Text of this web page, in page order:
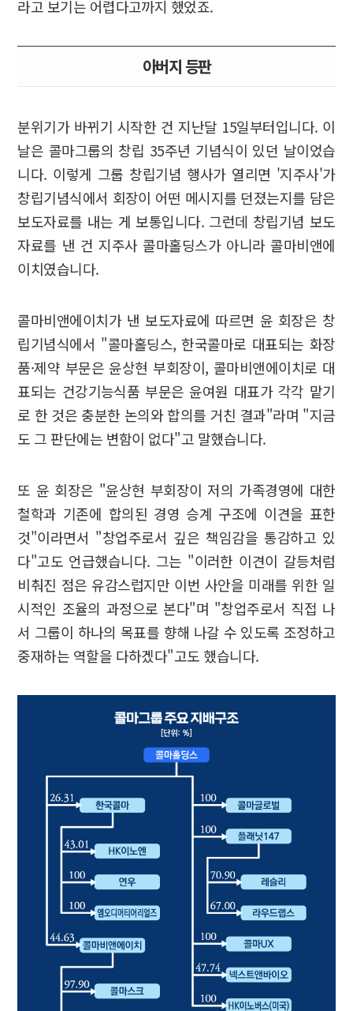
라고 보기는 어렵다고까지 했었죠.
아버지 등판
분위기가 바뀌기 시작한 건 지난달 15일부터입니다. 이
날은 콜마그룹의 창립 35주년 기념식이 있던 날이었습
니다. 이렇게 그룹 창립기념 행사가 열리면 '지주사'가
창립기념식에서 회장이 어떤 메시지를 던졌는지를 담은
보도자료를 내는 게 보통입니다. 그런데 창립기념 보도
자료를 낸 건 지주사 콜마홀딩스가 아니라 콜마비앤에
이치였습니다.
콜마비앤에이치가 낸 보도자료에 따르면 윤 회장은 창
립기념식에서 "콜마홀딩스, 한국콜마로 대표되는 화장
품·제약 부문은 윤상현 부회장이, 콜마비앤에이치로 대
표되는 건강기능식품 부문은 윤여원 대표가 각각 맡기
로 한 것은 충분한 논의와 합의를 거친 결과"라며 "지금
도 그 판단에는 변함이 없다"고 말했습니다.
또 윤 회장은 "윤상현 부회장이 저의 가족경영에 대한
철학과 기존에 합의된 경영 승계 구조에 이견을 표한
것"이라면서 "창업주로서 깊은 책임감을 통감하고 있
다"고도 언급했습니다. 그는 "이러한 이견이 갈등처럼
비춰진 점은 유감스럽지만 이번 사안을 미래를 위한 일
시적인 조율의 과정으로 본다"며 "창업주로서 직접 나
서 그룹이 하나의 목표를 향해 나갈 수 있도록 조정하고
중재하는 역할을 다하겠다"고도 했습니다.